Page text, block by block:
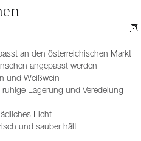
an den österreichischen Markt
angepasst werden
und Weißwein
Lagerung und Veredelung
Licht
und sauber hält